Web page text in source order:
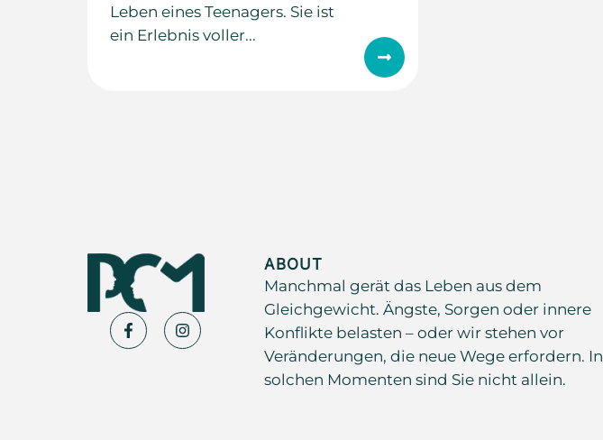
Leben eines Teenagers. Sie ist
ein Erlebnis voller...
ABOUT
Manchmal gerät das Leben aus dem
Gleichgewicht. Ängste, Sorgen oder innere
Konflikte belasten – oder wir stehen vor
Veränderungen, die neue Wege erfordern. In
solchen Momenten sind Sie nicht allein.